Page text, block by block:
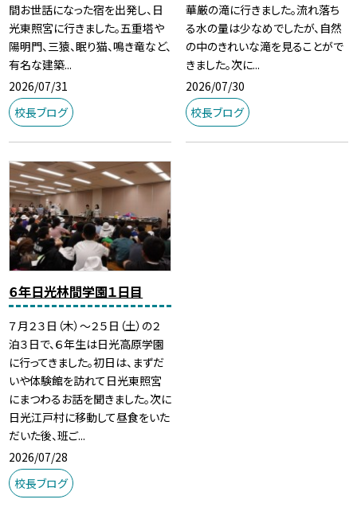
間お世話になった宿を出発し、日
光東照宮に行きました。五重塔や
陽明門、三猿、眠り猫、鳴き竜など、
有名な建築...
2026/07/31
校長ブログ
華厳の滝に行きました。流れ落ち
る水の量は少なめでしたが、自然
の中のきれいな滝を見ることがで
きました。次に...
2026/07/30
校長ブログ
６年日光林間学園１日目
７月２３日（木）～２５日（土）の２
泊３日で、６年生は日光高原学園
に行ってきました。初日は、まずだ
いや体験館を訪れて日光東照宮
にまつわるお話を聞きました。次に
日光江戸村に移動して昼食をいた
だいた後、班ご...
2026/07/28
校長ブログ